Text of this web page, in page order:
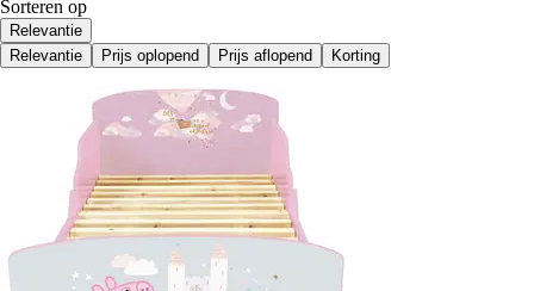
Sorteren op
Relevantie
Relevantie
Prijs oplopend Prijs aflopend Korting